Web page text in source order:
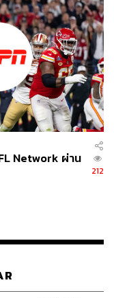
นำเสนอโปรเจกต์
กับทางวอร์เนอร์
แม้สุดท้ายตัว
กซ์ออฟฟิศเนื่องจาก
แต่ในเวลาต่อมา
ตูนคลาสสิกของนัก
าของเขาอย่าง
ผลให้ในปี 2004
เจกต์ที่เขาเขียน
ะคำวิจารณ์ด้วยตัว
ให้แบรดเข้าชิง
งเขาก็สามารถคว้า
Network ผ่าน
212